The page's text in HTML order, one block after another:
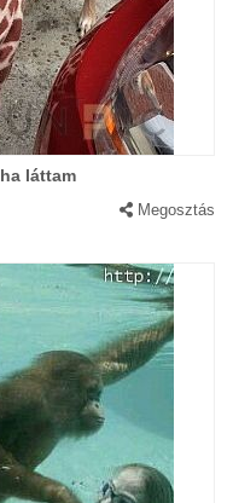
láttam
Megosztás